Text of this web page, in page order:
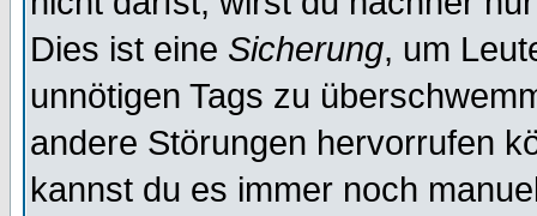
Dies ist eine Sicherung, um
unnötigen Tags zu
andere Störungen hervorrufen
kannst du es immer noch